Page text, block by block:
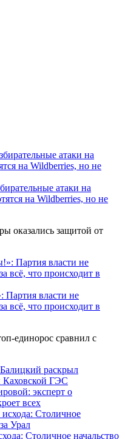
атаки на
на Wildberries, но не
оказались защитой от
Партия власти не
всё, что происходит в
единорос сравнил с
раскрыл
Каховской ГЭС
эксперт о
всех
Столичное начальство